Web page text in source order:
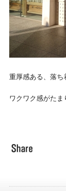
重厚感ある、落ち
ワクワク感がたま